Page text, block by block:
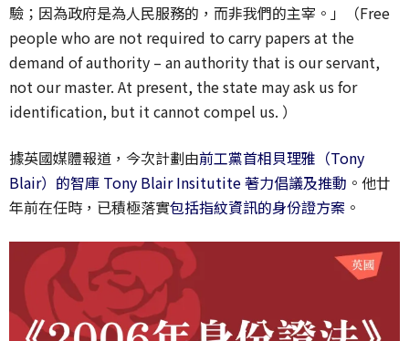
驗；因為政府是為人民服務的，而非我們的主宰。」（Free
people who are not required to carry papers at the
demand of authority – an authority that is our servant,
not our master. At present, the state may ask us for
identification, but it cannot compel us. ）
據英國媒體報道，今次計劃由前工黨首相貝理雅（Tony
Blair）的智庫 Tony Blair Insitutite 著力倡議及推動 。他廿
年前在任時，已積極落實包括指紋資訊的身份證方案 。